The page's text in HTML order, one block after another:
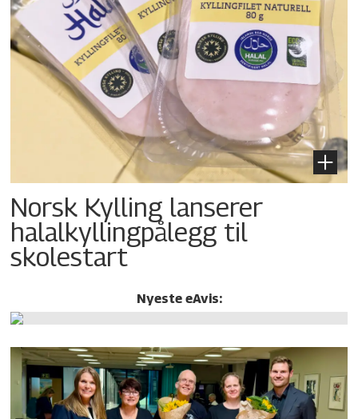
Norsk Kylling lanserer
halalkylling­pålegg til
skolestart
Nyeste eAvis: